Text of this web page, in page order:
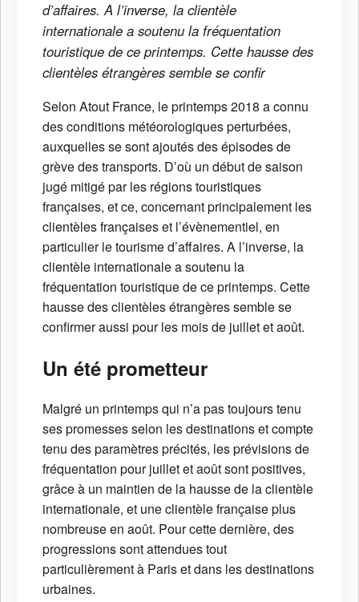
d’affaires. A l’inverse, la clientèle
internationale a soutenu la fréquentation
touristique de ce printemps. Cette hausse des
clientèles étrangères semble se confir
Selon Atout France, le printemps 2018 a connu
des conditions météorologiques perturbées,
auxquelles se sont ajoutés des épisodes de
grève des transports. D’où un début de saison
jugé mitigé par les régions touristiques
françaises, et ce, concernant principalement les
clientèles françaises et l’évènementiel, en
particulier le tourisme d’affaires. A l’inverse, la
clientèle internationale a soutenu la
fréquentation touristique de ce printemps. Cette
hausse des clientèles étrangères semble se
confirmer aussi pour les mois de juillet et août.
Un été prometteur
Malgré un printemps qui n’a pas toujours tenu
ses promesses selon les destinations et compte
tenu des paramètres précités, les prévisions de
fréquentation pour juillet et août sont positives,
grâce à un maintien de la hausse de la clientèle
internationale, et une clientèle française plus
nombreuse en août. Pour cette dernière, des
progressions sont attendues tout
particulièrement à Paris et dans les destinations
urbaines.